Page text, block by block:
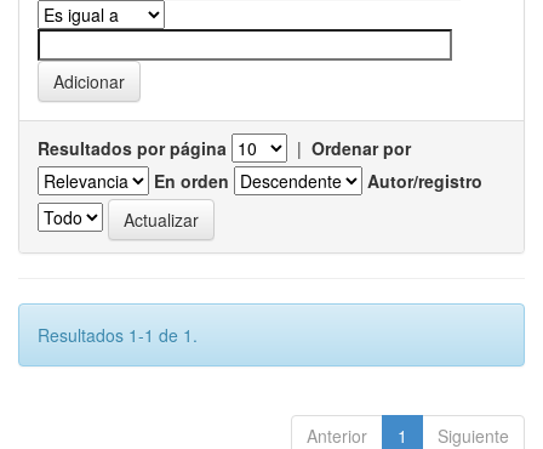
Resultados por página | Ordenar por
En orden
Autor/registro
Resultados 1-1 de 1.
Anterior 1 Siguiente